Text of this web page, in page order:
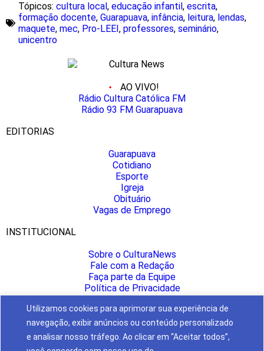
Utilizamos cookies para aprimorar sua experiência de
navegação, exibir anúncios ou conteúdo personalizado
e analisar nosso tráfego. Ao clicar em “Aceitar todos”,
Tópicos: cultura local, educação infantil, escrita,
formação docente, Guarapuava, infância, leitura, lendas,
maquete, mec, Pro-LEEI, professores, seminário,
unicentro
AO VIVO!
Rádio Cultura Católica FM
Rádio 93 FM Guarapuava
EDITORIAS
Guarapuava
Cotidiano
Esporte
Igreja
Obituário
Vagas de Emprego
INSTITUCIONAL
Sobre o CulturaNews
Fale com a Redação
Faça parte da Equipe
Política de Privacidade
CULTURA NAS REDES